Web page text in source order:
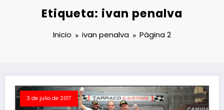
Etiqueta: ivan penalva
Inicio ivan penalva Página 2
3 de julio de 2017